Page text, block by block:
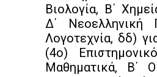
Βιολογία, Β΄
Δ΄ Νεοελληνική
Λογοτεχνία, δδ)
(4ο)
Μαθηματικά, Β΄